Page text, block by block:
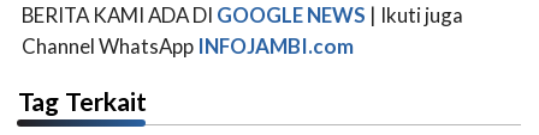
BERITA KAMI ADA DI GOOGLE NEWS | Ikuti juga
Channel WhatsApp INFOJAMBI.com
Tag Terkait